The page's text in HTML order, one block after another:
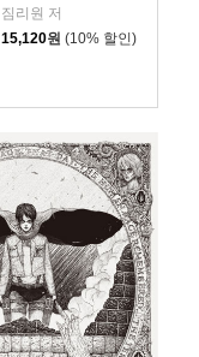
짐리원 저
15,120원 (10% 할인)